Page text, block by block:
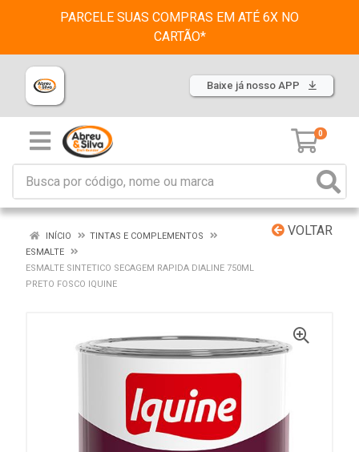
PARCELE SUAS COMPRAS EM ATÉ 6X NO
CARTÃO*
Baixe já nosso APP
0
VOLTAR
INÍCIO
TINTAS E COMPLEMENTOS
ESMALTE
ESMALTE SINTETICO SECAGEM RAPIDA DIALINE 750ML
PRETO FOSCO IQUINE